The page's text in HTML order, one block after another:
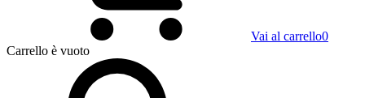
Vai al carrello0
Carrello è vuoto